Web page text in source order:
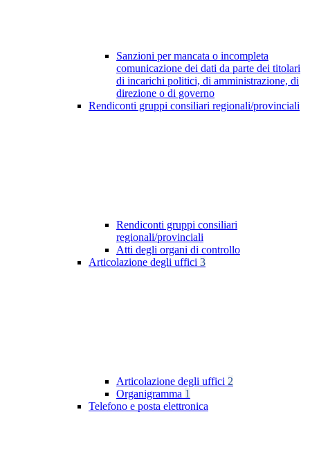
Sanzioni per mancata o incompleta
comunicazione dei dati da parte dei titolari
di incarichi politici, di amministrazione, di
direzione o di governo
Rendiconti gruppi consiliari regionali/provinciali
Rendiconti gruppi consiliari
regionali/provinciali
Atti degli organi di controllo
Articolazione degli uffici 3
Articolazione degli uffici 2
Organigramma 1
Telefono e posta elettronica